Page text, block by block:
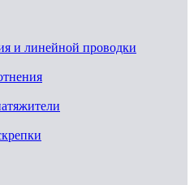
и линейной проводки